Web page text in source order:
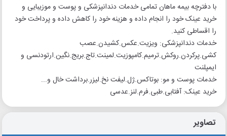
با دفترچه بیمه ماهان تمامی خدمات دندانپزشکی و پوست و موزیبایی و
خرید عینک خود را انجام داده و هزینه خود را کاهش داده و پرداخت خود
را اقساطی کنید.
خدمات دندانپزشکی: ویزیت.عکس.کشیدن.عصب
کشی.پرکردن.روکش.ترمیم.کامپوزیت.لمینت.تاج.بریج.نگین.ارتودنسی و
ایمپلنت
خدمات پوست و مو: بوتاکس.ژل.لیفت نخ.لیزر.برداشت خال و...
خرید عینک: آفتابی.طبی.فرم.لنز.عدسی
تصاویر